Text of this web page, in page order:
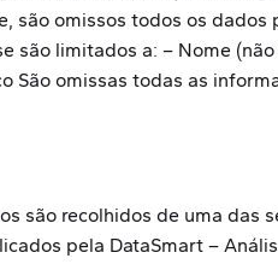
são omissos todos os
são limitados a: – Nome
São omissas todas as
são recolhidos de uma
pela DataSmart –